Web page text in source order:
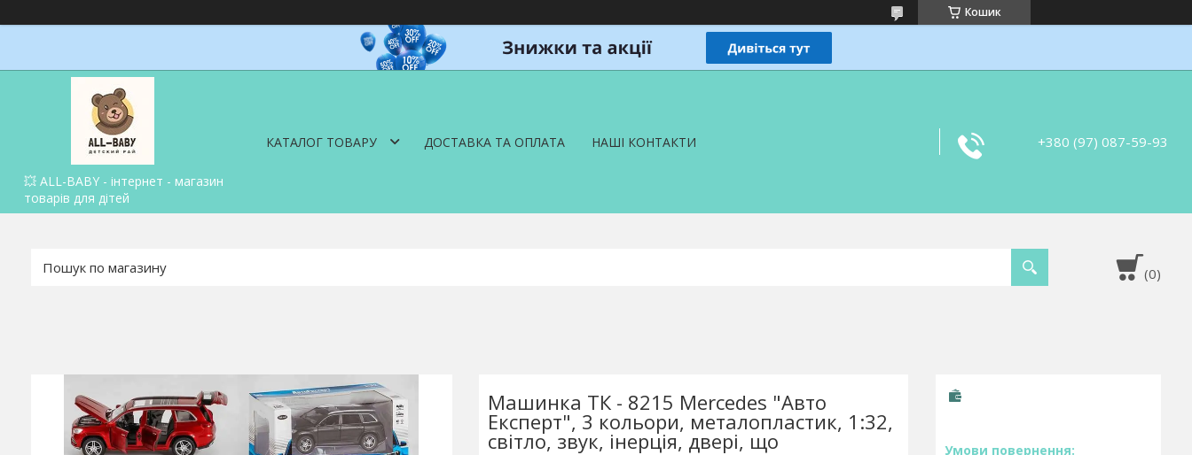
Кошик
💥 ALL-BABY - інтернет - магазин
товарів для дітей
КАТАЛОГ ТОВАРУ ДОСТАВКА ТА ОПЛАТА НАШІ КОНТАКТИ +380 (97) 087-59-93
Машинка ТК - 8215 Mercedes "Авто
Експерт", 3 кольори, металопластик, 1:32,
світло, звук, інерція, двері, що